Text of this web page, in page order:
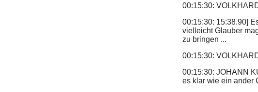
00:15:30:
00:15:30: 15:38.90]
vielleicht Glauber
zu bringen ...
00:15:30:
00:15:30: JOHANN
es klar wie ein ander